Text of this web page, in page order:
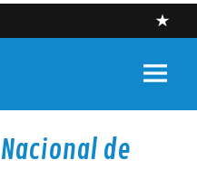
de